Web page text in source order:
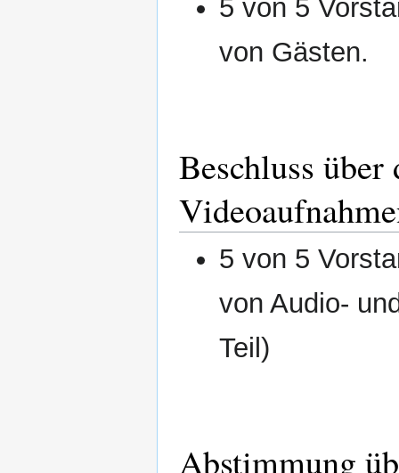
5 von 5
von Gästen.
Beschluss
5 von 5
von Audio-
Teil)
Abstimmung